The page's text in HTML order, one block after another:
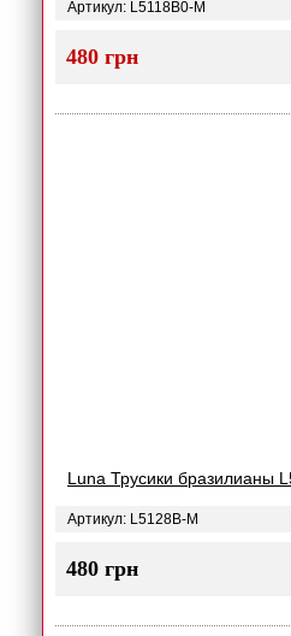
Артикул: L5118B0-M
480 грн
Luna Трусики бразилианы
Артикул: L5128B-M
480 грн